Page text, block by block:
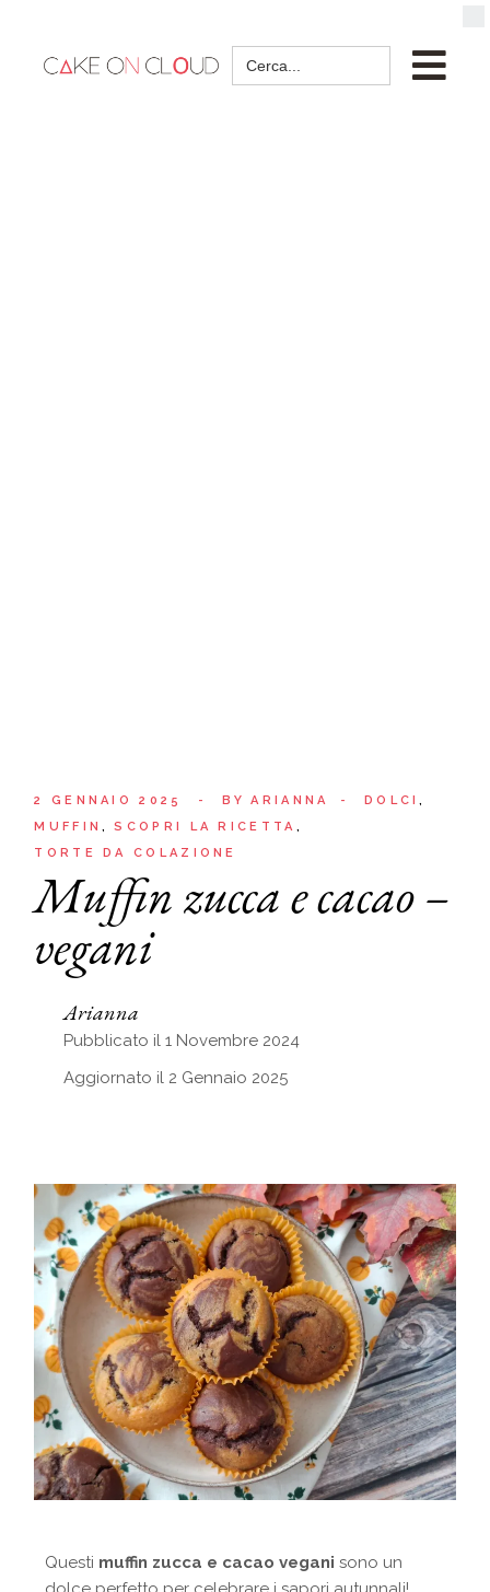
Search
for:
2 GENNAIO 2025 BY ARIANNA
DOLCI
MUFFIN
SCOPRI LA RICETTA
TORTE DA COLAZIONE
Muffin zucca e cacao –
vegani
Arianna
Pubblicato il 1 Novembre 2024
Aggiornato il 2 Gennaio 2025
Questi muffin zucca e cacao vegani sono un